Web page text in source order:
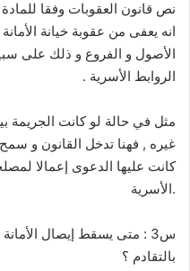
انه يعفى من عقوبة خيانة
الأصول و الفروع و ذلك على
الروابط الأسرية .
مثل في حالة لو كانت الجريمة بين
غيره , فهنا تدخل القانون و
كانت عليها الدعوى إعمالا
.الأسرية
س3 : متى يسقط إيصال
بالتقادم ؟